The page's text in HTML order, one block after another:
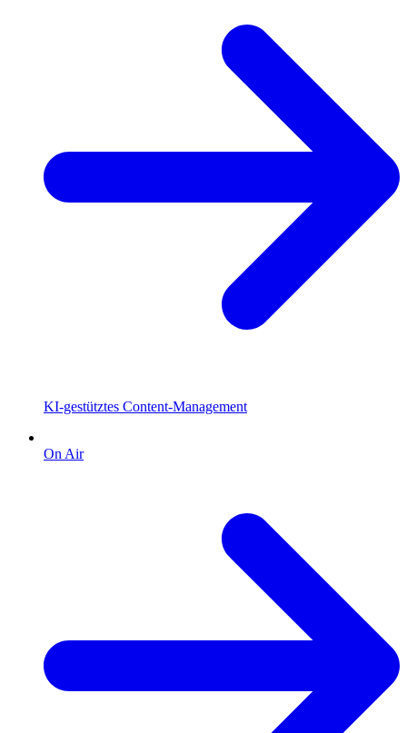
KI-gestütztes Content-Management
On Air